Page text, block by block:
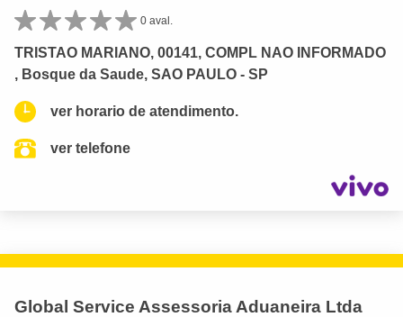
0 aval.
TRISTAO MARIANO, 00141, COMPL NAO INFORMADO
, Bosque da Saude, SAO PAULO - SP
ver horario de atendimento.
ver telefone
Global Service Assessoria Aduaneira Ltda